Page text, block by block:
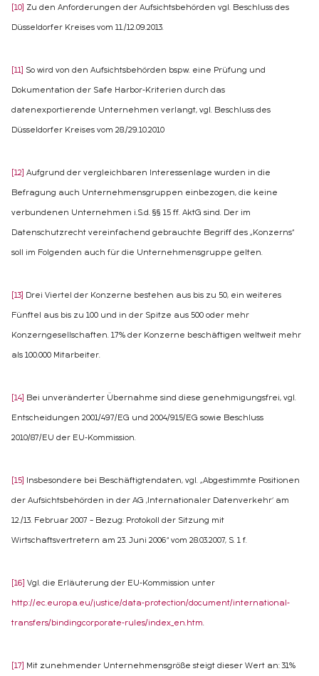
[10] Zu den Anforderungen der Aufsichtsbehörden vgl. Beschluss des
Düsseldorfer Kreises vom 11./12.09.2013.
[11] So wird von den Aufsichtsbehörden bspw. eine Prüfung und
Dokumentation der Safe Harbor-Kriterien durch das
datenexportierende Unternehmen verlangt, vgl. Beschluss des
Düsseldorfer Kreises vom 28./29.10.2010
[12] Aufgrund der vergleichbaren Interessenlage wurden in die
Befragung auch Unternehmensgruppen einbezogen, die keine
verbundenen Unternehmen i.S.d. §§ 15 ff. AktG sind. Der im
Datenschutzrecht vereinfachend gebrauchte Begriff des „Konzerns“
soll im Folgenden auch für die Unternehmensgruppe gelten.
[13] Drei Viertel der Konzerne bestehen aus bis zu 50, ein weiteres
Fünftel aus bis zu 100 und in der Spitze aus 500 oder mehr
Konzerngesellschaften. 17% der Konzerne beschäftigen weltweit mehr
als 100.000 Mitarbeiter.
[14] Bei unveränderter Übernahme sind diese genehmigungsfrei, vgl.
Entscheidungen 2001/497/EG und 2004/915/EG sowie Beschluss
2010/87/EU der EU-Kommission.
[15] Insbesondere bei Beschäftigtendaten, vgl. „Abgestimmte Positionen
der Aufsichtsbehörden in der AG ‚Internationaler Datenverkehr‘ am
12./13. Februar 2007 – Bezug: Protokoll der Sitzung mit
Wirtschaftsvertretern am 23. Juni 2006“ vom 28.03.2007, S. 1 f.
[16] Vgl. die Erläuterung der EU-Kommission unter
http://ec.europa.eu/justice/data-protection/document/international-
transfers/bindingcorporate-rules/index_en.htm.
[17] Mit zunehmender Unternehmensgröße steigt dieser Wert an: 31%